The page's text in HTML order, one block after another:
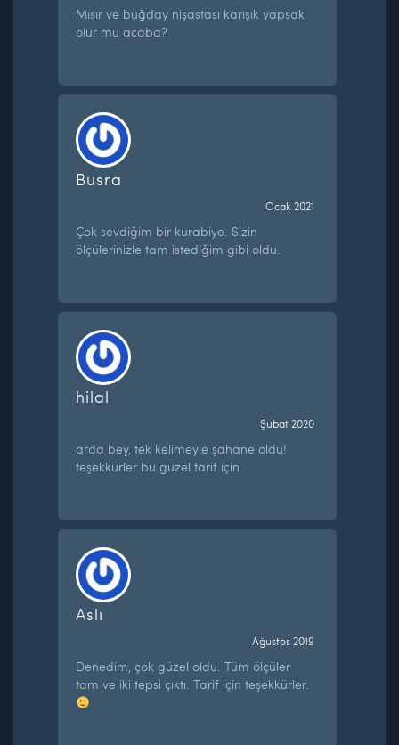
Mısır ve buğday nişastası karışık yapsak
olur mu acaba?
Busra
Ocak 2021
Çok sevdiğim bir kurabiye. Sizin
ölçülerinizle tam istediğim gibi oldu.
hilal
Şubat 2020
arda bey, tek kelimeyle şahane oldu!
teşekkürler bu güzel tarif için.
Aslı
Ağustos 2019
Denedim, çok güzel oldu. Tüm ölçüler
tam ve iki tepsi çıktı. Tarif için teşekkürler.